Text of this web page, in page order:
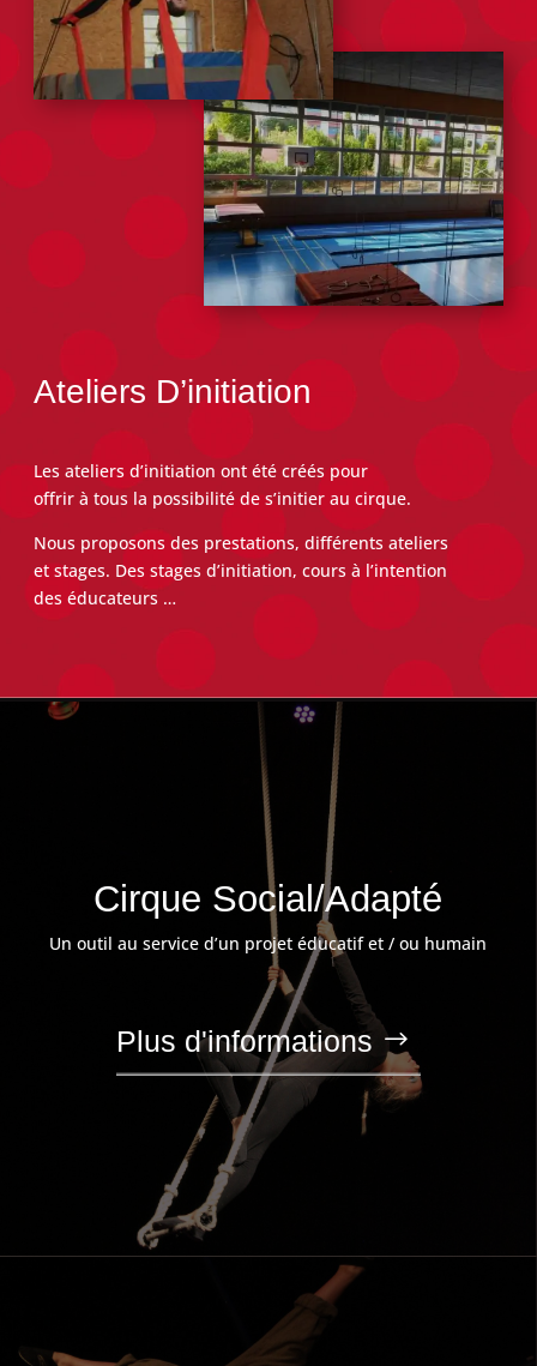
Ateliers D’initiation
Les ateliers d’initiation ont été créés pour
offrir à tous la possibilité de s’initier au cirque.
Nous proposons des prestations, différents ateliers
et stages. Des stages d’initiation, cours à l’intention
des éducateurs …
Cirque Social/Adapté
Un outil au service d’un projet éducatif et / ou humain
Plus d'informations